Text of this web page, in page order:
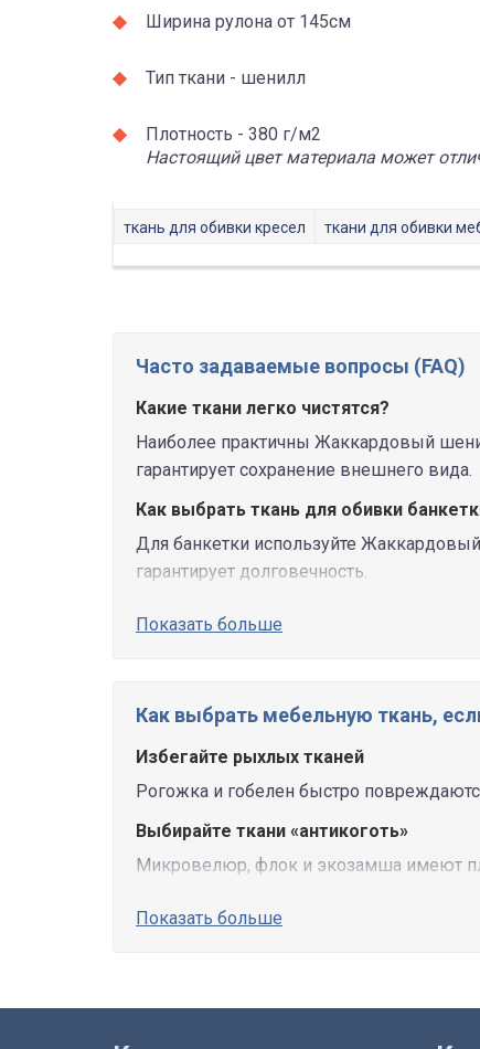
Ширина рулона от 145см
Тип ткани - шенилл
Плотность - 380 г/м2
Настоящий цвет материала может
ткань для обивки кресел ткани для обивки
Часто задаваемые вопросы (FAQ)
Какие ткани легко чистятся?
Наиболее практичны Жаккардовый
гарантирует сохранение внешнего вида.
Как выбрать ткань для обивки
Для банкетки используйте
гарантирует долговечность.
Показать больше
Как выбрать мебельную ткань,
Избегайте рыхлых тканей
Рогожка и гобелен быстро
Выбирайте ткани «антикоготь»
Микровелюр, флок и экозамша имеют
Показать больше